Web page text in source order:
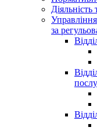
Діяльність
за